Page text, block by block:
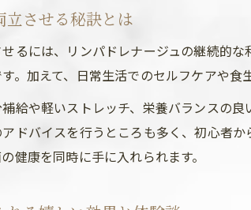
安心して
立させる秘訣とは
るには、リンパドレナージュの継続的
。加えて、日常生活でのセルフケアや食
給や軽いストレッチ、栄養バランスの
ドバイスを行うところも多く、初心者
健康を同時に手に入れられます。